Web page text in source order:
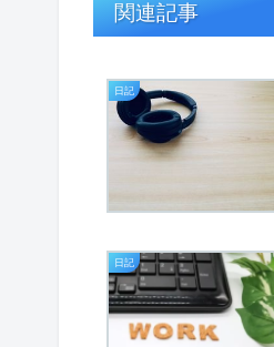
関連記事
日記
日記